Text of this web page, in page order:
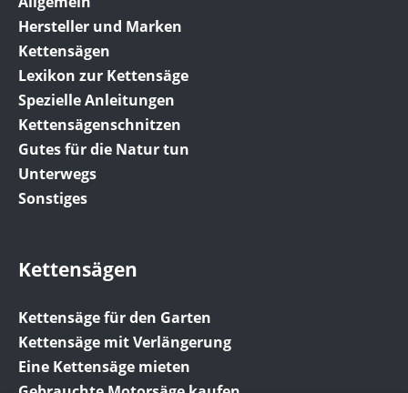
Hersteller und Marken
Kettensägen
Lexikon zur Kettensäge
Spezielle Anleitungen
Kettensägenschnitzen
Gutes für die Natur tun
Unterwegs
Sonstiges
Kettensägen
Kettensäge für den Garten
Kettensäge mit Verlängerung
Eine Kettensäge mieten